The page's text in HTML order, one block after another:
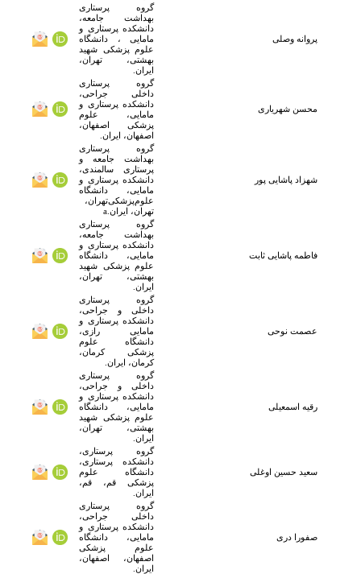
پروانه وصلی
گروه پرستاری
بهداشت جامعه،
دانشکده پرستاری و
مامایی ، دانشگاه
علوم پزشکی شهید
بهشتی، تهران،
ایران.
محسن شهریاری
گروه پرستاری
داخلی جراحی،
دانشکده پرستاری و
مامایی، علوم
پزشکی اصفهان،
اصفهان، ایران.
شهزاد پاشایی پور
گروه پرستاری
بهداشت جامعه و
پرستاری سالمندی،
دانشکده پرستاری و
مامایی، دانشگاه
علوم‌پزشکی‌تهران،
تهران، ایران.a
فاطمه پاشایی ثابت
گروه پرستاری
بهداشت جامعه،
دانشکده پرستاری و
مامایی، دانشگاه
علوم پزشکی شهید
بهشتی، تهران،
ایران.
عصمت نوحی
گروه پرستاری
داخلی و جراحی،
دانشکده پرستاری و
مامایی رازی،
دانشگاه علوم
پزشکی کرمان،
کرمان، ایران.
رقیه اسمعیلی
گروه پرستاری
داخلی و جراحی،
دانشکده پرستاری و
مامایی، دانشگاه
علوم پزشکی شهید
بهشتی، تهران،
ایران.
سعید حسین اوغلی
گروه پرستاری،
دانشکده پرستاری،
دانشگاه علوم
پزشکی قم، قم،
ایران.
صفورا دری
گروه پرستاری
داخلی جراحی،
دانشکده پرستاری و
مامایی، دانشگاه
علوم پزشکی
اصفهان، اصفهان،
ایران.